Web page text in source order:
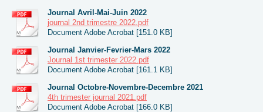
Journal Avril-Mai-Juin 2022
journal 2nd trimestre 2022.pdf
Document Adobe Acrobat [151.0 KB]
Journal Janvier-Fevrier-Mars 2022
Journal 1st trimester 2022.pdf
Document Adobe Acrobat [161.1 KB]
Journal Octobre-Novembre-Decembre 2021
4th trimester journal 2021.pdf
Document Adobe Acrobat [166.0 KB]